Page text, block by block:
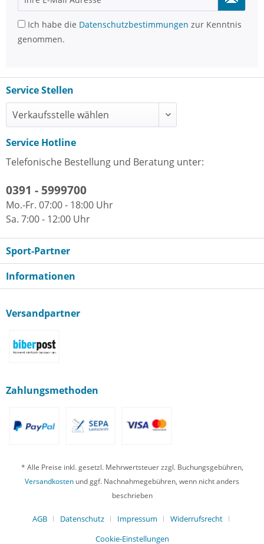
Ich habe die Datenschutzbestimmungen zur Kenntnis
genommen.
Service Stellen
Service Hotline
Telefonische Bestellung und Beratung unter:
0391 - 5999700
Mo.-Fr. 07:00 - 18:00 Uhr
Sa. 7:00 - 12:00 Uhr
Sport-Partner
Informationen
Versandpartner
Zahlungsmethoden
* Alle Preise inkl. gesetzl. Mehrwertsteuer zzgl. Buchungsgebühren,
Versandkosten und ggf. Nachnahmegebühren, wenn nicht anders
beschrieben
AGB Datenschutz Impressum
Widerrufsrecht
Cookie-Einstellungen